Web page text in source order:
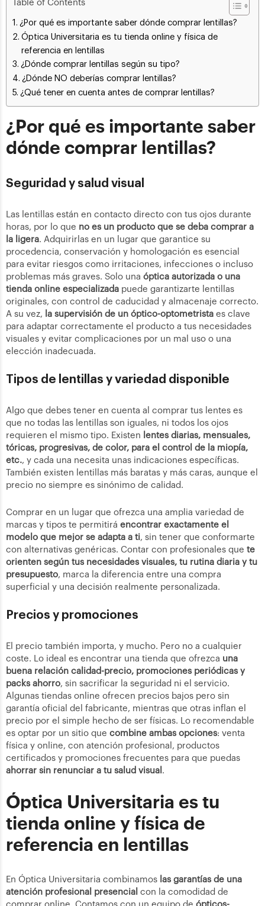
Table of Contents
¿Por qué es importante saber dónde comprar lentillas?
Óptica Universitaria es tu tienda online y física de
referencia en lentillas
¿Dónde comprar lentillas según su tipo?
¿Dónde NO deberías comprar lentillas?
¿Qué tener en cuenta antes de comprar lentillas?
¿Por qué es importante saber
dónde comprar lentillas?
Seguridad y salud visual
Las lentillas están en contacto directo con tus ojos durante
horas, por lo que no es un producto que se deba comprar a
la ligera. Adquirirlas en un lugar que garantice su
procedencia, conservación y homologación es esencial
para evitar riesgos como irritaciones, infecciones o incluso
problemas más graves. Solo una óptica autorizada o una
tienda online especializada puede garantizarte lentillas
originales, con control de caducidad y almacenaje correcto.
A su vez, la supervisión de un óptico-optometrista es clave
para adaptar correctamente el producto a tus necesidades
visuales y evitar complicaciones por un mal uso o una
elección inadecuada.
Tipos de lentillas y variedad disponible
Algo que debes tener en cuenta al comprar tus lentes es
que no todas las lentillas son iguales, ni todos los ojos
requieren el mismo tipo. Existen lentes diarias, mensuales,
tóricas, progresivas, de color, para el control de la miopía,
etc., y cada una necesita unas indicaciones específicas.
También existen lentillas más baratas y más caras, aunque el
precio no siempre es sinónimo de calidad.
Comprar en un lugar que ofrezca una amplia variedad de
marcas y tipos te permitirá encontrar exactamente el
modelo que mejor se adapta a ti, sin tener que conformarte
con alternativas genéricas. Contar con profesionales que te
orienten según tus necesidades visuales, tu rutina diaria y tu
presupuesto, marca la diferencia entre una compra
superficial y una decisión realmente personalizada.
Precios y promociones
El precio también importa, y mucho. Pero no a cualquier
coste. Lo ideal es encontrar una tienda que ofrezca una
buena relación calidad-precio, promociones periódicas y
packs ahorro, sin sacrificar la seguridad ni el servicio.
Algunas tiendas online ofrecen precios bajos pero sin
garantía oficial del fabricante, mientras que otras inflan el
precio por el simple hecho de ser físicas. Lo recomendable
es optar por un sitio que combine ambas opciones: venta
física y online, con atención profesional, productos
certificados y promociones frecuentes para que puedas
ahorrar sin renunciar a tu salud visual .
Óptica Universitaria es tu
tienda online y física de
referencia en lentillas
En Óptica Universitaria combinamos las garantías de una
atención profesional presencial con la comodidad de